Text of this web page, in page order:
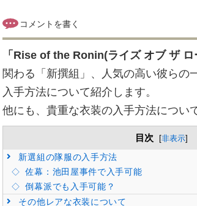
「 Rise of the Ronin(ライズ オブ ザ ロ
関わる「新撰組」、人気の高い彼らの
入手方法について紹介します。
他にも、貴重な衣装の入手方法につい
目次 [非表示]
新選組の隊服の入手方法
佐幕：池田屋事件で入手可能
倒幕派でも入手可能？
その他レアな衣装について